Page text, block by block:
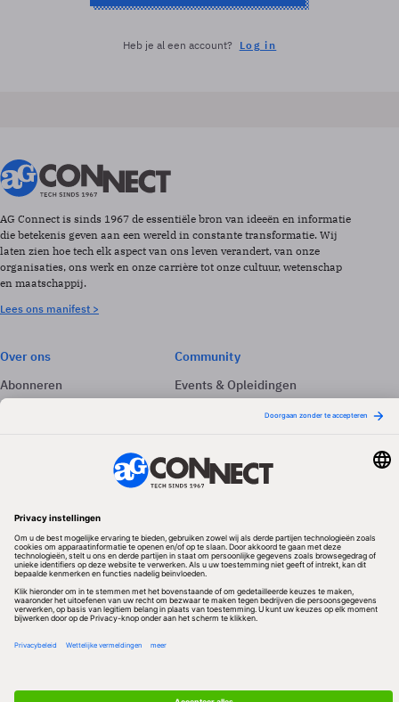
Heb je al een account? Log in
AG Connect is sinds 1967 de essentiële bron van ideeën en informatie
die betekenis geven aan een wereld in constante transformatie. Wij
laten zien hoe tech elk aspect van ons leven verandert, van onze
organisaties, ons werk en onze carrière tot onze cultuur, wetenschap
en maatschappij.
Lees ons manifest >
Over ons
Abonneren
Adverteren
Community
Events & Opleidingen
Volg ons
Redactionele partner
Algemene Voorwaarden & Copyrights